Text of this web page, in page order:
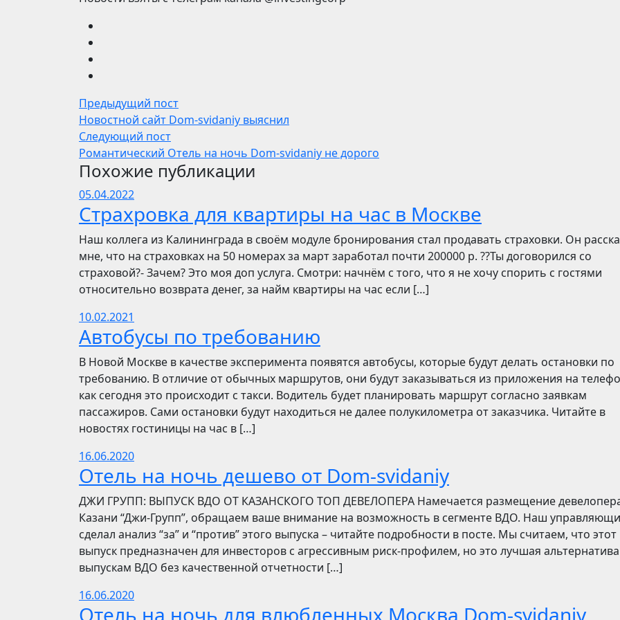
Предыдущий пост
Новостной сайт Dom-svidaniy выяснил
Следующий пост
Романтический Отель на ночь Dom-svidaniy не дорого
Похожие публикации
05.04.2022
Страхровка для квартиры на час в Москве
Наш коллега из Калининграда в своём модуле бронирования стал продавать страховки. Он
мне, что на страховках на 50 номерах за март заработал почти 200000 р. ??Ты договорился со
страховой?- Зачем? Это моя доп услуга. Смотри: начнём с того, что я не хочу спорить с гостями
относительно возврата денег, за найм квартиры на час если […]
10.02.2021
Автобусы по требованию
В Новой Москве в качестве эксперимента появятся автобусы, которые будут делать остановки по
требованию. В отличие от обычных маршрутов, они будут заказываться из приложения на
как сегодня это происходит с такси. Водитель будет планировать маршрут согласно заявкам
пассажиров. Сами остановки будут находиться не далее полукилометра от заказчика. Читайте в
новостях гостиницы на час в […]
16.06.2020
Отель на ночь дешево от Dom-svidaniy
​​ДЖИ ГРУПП: ВЫПУСК ВДО ОТ КАЗАНСКОГО ТОП ДЕВЕЛОПЕРА Намечается размещение
Казани “Джи-Групп”, обращаем ваше внимание на возможность в сегменте ВДО. Наш
сделал анализ “за” и “против” этого выпуска – читайте подробности в посте. Мы считаем, что этот
выпуск предназначен для инвесторов с агрессивным риск-профилем, но это лучшая альтернатива
выпускам ВДО без качественной отчетности […]
16.06.2020
Отель на ночь для влюбленных Москва Dom-svidaniy